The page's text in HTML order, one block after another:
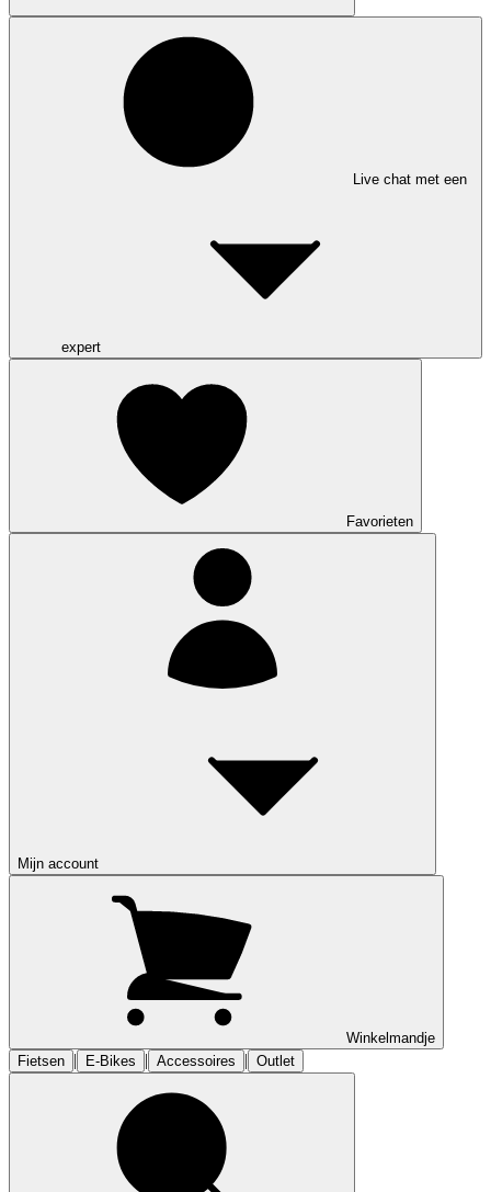
Live chat met een
expert
Favorieten
Mijn account
Winkelmandje
Fietsen | E-Bikes | Accessoires | Outlet